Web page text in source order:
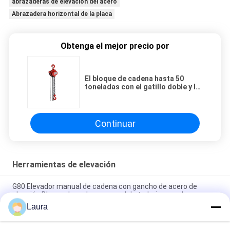
abrazaderas de elevación del acero
Abrazadera horizontal de la placa
Obtenga el mejor precio por
El bloque de cadena hasta 50
toneladas con el gatillo doble y la
Continuar
Herramientas de elevación
G80 Elevador manual de cadena con gancho de acero de
aleación Bloque de cadena manual de trabajo pesado
Levantador magnético automático permanente 1 tonelada - 5
℃ de la temperatura <80 de la operación de la tonelada
Laura